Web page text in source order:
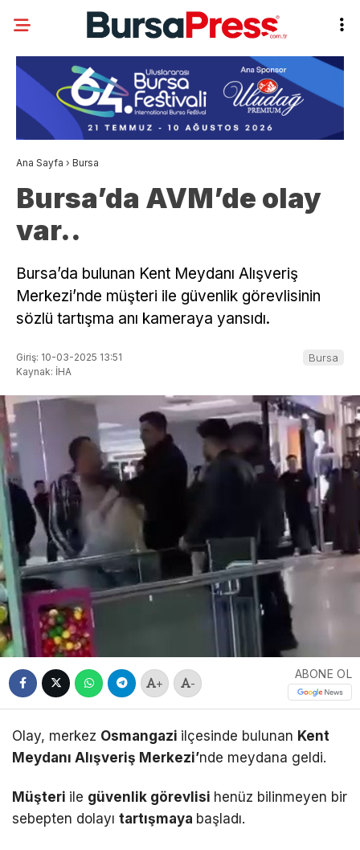
Ana Sayfa › Bursa
Bursa’da AVM’de olay
var..
Bursa’da bulunan Kent Meydanı Alışveriş
Merkezi’nde müşteri ile güvenlik görevlisinin
sözlü tartışma anı kameraya yansıdı.
Giriş: 10-03-2025 13:51
Kaynak: İHA
Bursa
+ -
ABONE OL
Olay, merkez Osmangazi ilçesinde bulunan Kent
Meydanı Alışveriş Merkezi’nde meydana geldi.
Müşteri ile güvenlik görevlisi henüz bilinmeyen bir
sebepten dolayı tartışmaya başladı.